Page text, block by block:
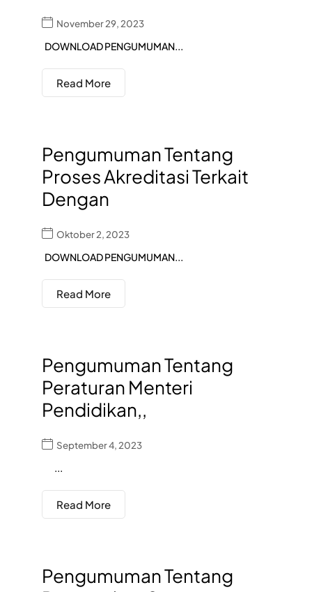
November 29, 2023
DOWNLOAD PENGUMUMAN...
Read More
Pengumuman Tentang
Proses Akreditasi Terkait
Dengan
Oktober 2, 2023
DOWNLOAD PENGUMUMAN...
Read More
Pengumuman Tentang
Peraturan Menteri
Pendidikan,,
September 4, 2023
...
Read More
Pengumuman Tentang